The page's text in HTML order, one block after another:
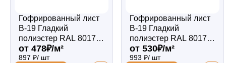
Гофрированный лист
В-19 Гладкий
полиэстер RAL 8017
(Шоколадно-
коричневый)
от 478₽/м²
897 ₽/ шт
Гофрированный лист
В-19 Гладкий
полиэстер RAL 8017
(Шоколадно-
коричневый)
от 530₽/м²
993 ₽/ шт